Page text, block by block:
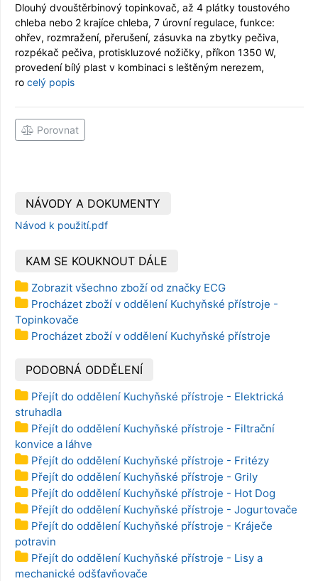
Dlouhý dvouštěrbinový topinkovač, až 4 plátky toustového
chleba nebo 2 krajíce chleba, 7 úrovní regulace, funkce:
ohřev, rozmražení, přerušení, zásuvka na zbytky pečiva,
rozpékač pečiva, protiskluzové nožičky, příkon 1350 W,
provedení bílý plast v kombinaci s leštěným nerezem,
ro celý popis
Porovnat
NÁVODY A DOKUMENTY
Návod k použití.pdf
KAM SE KOUKNOUT DÁLE
Zobrazit všechno zboží od značky ECG
Procházet zboží v oddělení Kuchyňské přístroje -
Topinkovače
Procházet zboží v oddělení Kuchyňské přístroje
PODOBNÁ ODDĚLENÍ
Přejít do oddělení Kuchyňské přístroje - Elektrická
struhadla
Přejít do oddělení Kuchyňské přístroje - Filtrační
konvice a láhve
Přejít do oddělení Kuchyňské přístroje - Fritézy
Přejít do oddělení Kuchyňské přístroje - Grily
Přejít do oddělení Kuchyňské přístroje - Hot Dog
Přejít do oddělení Kuchyňské přístroje - Jogurtovače
Přejít do oddělení Kuchyňské přístroje - Kráječe
potravin
Přejít do oddělení Kuchyňské přístroje - Lisy a
mechanické odšťavňovače